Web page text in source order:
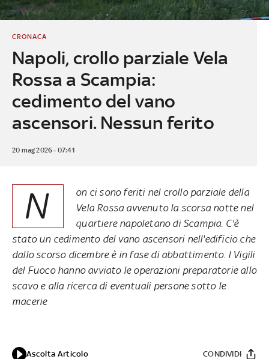
Napoli, crollo parziale Vela
Rossa a Scampia:
cedimento del vano
ascensori. Nessun ferito
CRONACA
20 mag 2026 - 07:41
N
on ci sono feriti nel crollo parziale della
Vela Rossa avvenuto la scorsa notte nel
quartiere napoletano di Scampia. C'è
stato un cedimento del vano ascensori nell'edificio che
dallo scorso dicembre è in fase di abbattimento. I Vigili
del Fuoco hanno avviato le operazioni preparatorie allo
scavo e alla ricerca di eventuali persone sotto le
macerie
Ascolta Articolo
CONDIVIDI